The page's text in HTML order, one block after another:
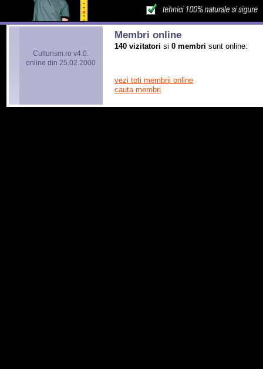
Culturism.ro v4.0.
online din 25.02.2000
Membri online
140 vizitatori si 0 membri sunt online:
vezi toti membrii online
cauta membri